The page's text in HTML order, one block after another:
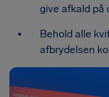
give afkald på
Behold alle
afbrydelsen